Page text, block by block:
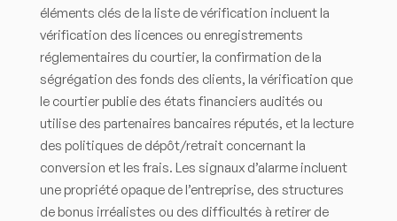
éléments clés de la liste de vérification incluent la
vérification des licences ou enregistrements
réglementaires du courtier, la confirmation de la
ségrégation des fonds des clients, la vérification que
le courtier publie des états financiers audités ou
utilise des partenaires bancaires réputés, et la lecture
des politiques de dépôt/retrait concernant la
conversion et les frais. Les signaux d’alarme incluent
une propriété opaque de l’entreprise, des structures
de bonus irréalistes ou des difficultés à retirer de